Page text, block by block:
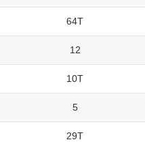
64T
12
10T
5
29T